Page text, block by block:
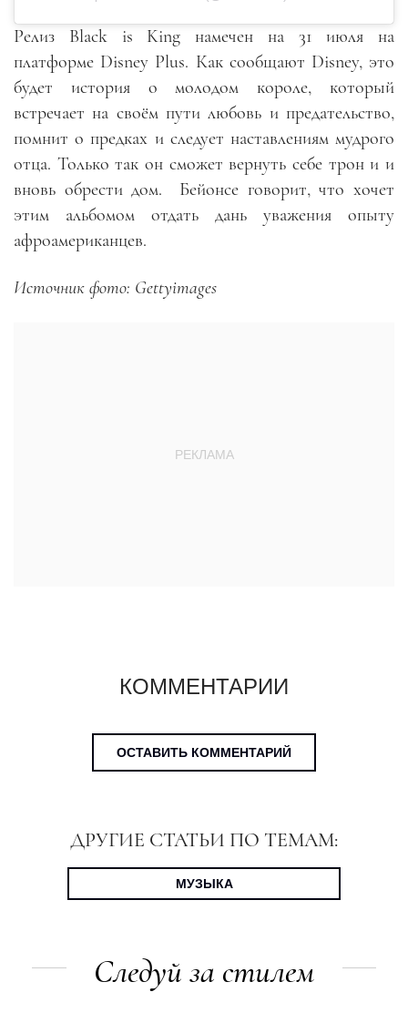
Релиз Black is King намечен на 31 июля на
платформе Disney Plus. Как сообщают Disney, это
будет история о молодом короле, который
встречает на своём пути любовь и предательство,
помнит о предках и следует наставлениям мудрого
отца. Только так он сможет вернуть себе трон и и
вновь обрести дом.
Бейонсе говорит, что хочет
этим альбомом отдать дань уважения опыту
афроамериканцев.
Источник фото: Gettyimages
КОММЕНТАРИИ
ОСТАВИТЬ КОММЕНТАРИЙ
ДРУГИЕ СТАТЬИ ПО ТЕМАМ:
МУЗЫКА
Следуй за стилем